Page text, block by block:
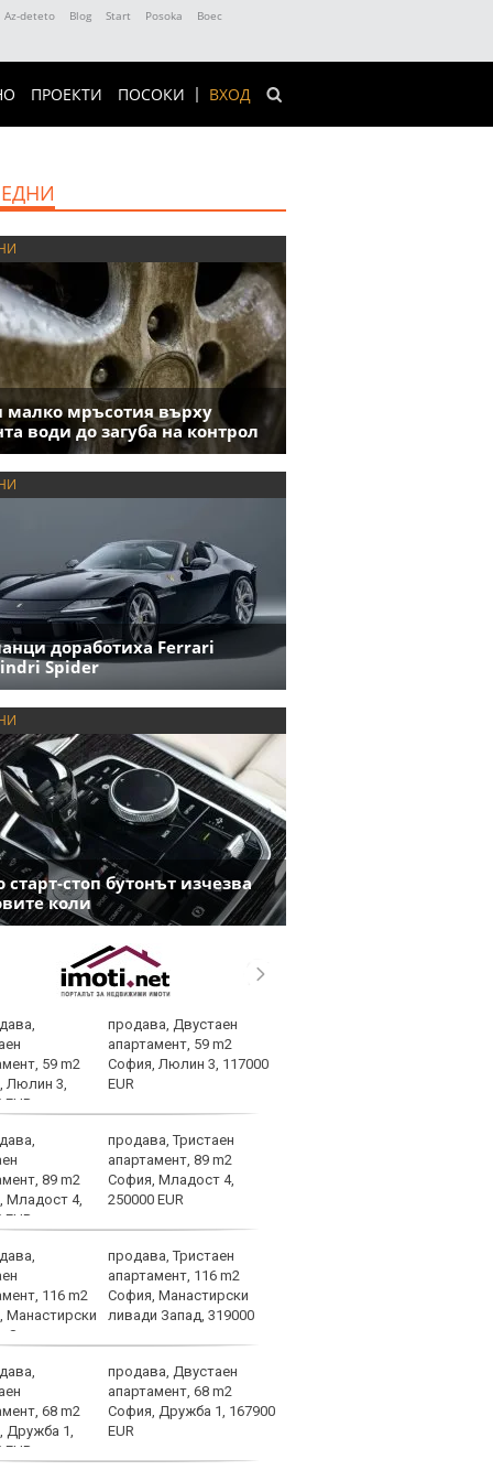
Az-deteto Blog Start Posoka
Boec
ВХОД
ПРОЕКТИ ПОСОКИ
малко мръсотия върху
води до загуба на контрол
доработиха Ferrari
Spider
стоп бутонът изчезва
коли
продава, Двустаен
апартамент, 59 m2
София, Люлин 3, 117000
EUR
продава, Тристаен
апартамент, 89 m2
София, Младост 4,
250000 EUR
продава, Тристаен
апартамент, 116 m2
София, Манастирски
ливади Запад, 319000
продава, Двустаен
апартамент, 68 m2
София, Дружба 1, 167900
EUR